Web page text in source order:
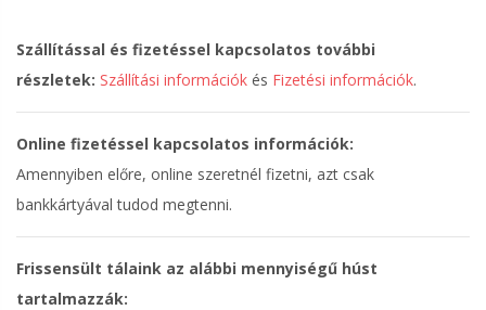
Szállítással és fizetéssel kapcsolatos további
részletek: Szállítási információk és Fizetési információk.
Online fizetéssel kapcsolatos információk:
Amennyiben előre, online szeretnél fizetni, azt csak
bankkártyával tudod megtenni.
Frissensült tálaink az alábbi mennyiségű húst
tartalmazzák: